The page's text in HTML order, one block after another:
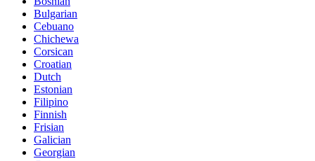
Bulgarian
Cebuano
Chichewa
Corsican
Croatian
Dutch
Estonian
Filipino
Finnish
Frisian
Galician
Georgian